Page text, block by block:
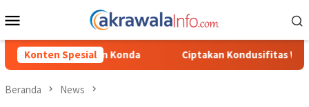
ke
Mobile
Konten SpesialCiptakan Kondusifitas Wilayah, Sat Samapta
Beranda News